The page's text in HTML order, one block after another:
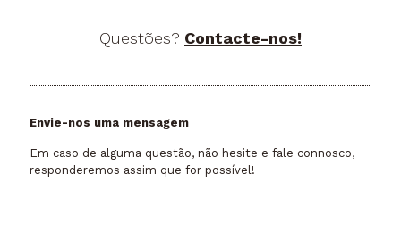
Questões? Contacte-nos!
Envie-nos uma mensagem
Em caso de alguma questão, não hesite e fale connosco,
responderemos assim que for possível!